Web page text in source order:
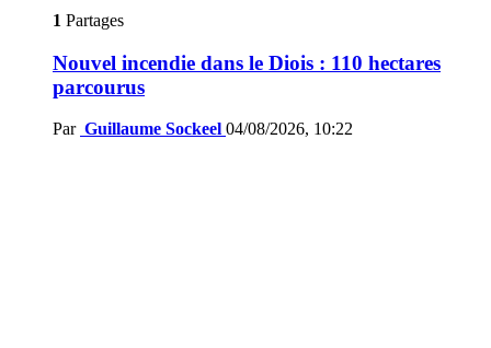
1 Partages
Nouvel incendie dans le Diois : 110 hectares
parcourus
Par Guillaume Sockeel 04/08/2026, 10:22